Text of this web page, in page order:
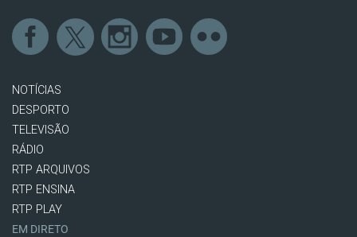
NOTÍCIAS
DESPORTO
TELEVISÃO
RÁDIO
RTP ARQUIVOS
RTP ENSINA
RTP PLAY
EM DIRETO